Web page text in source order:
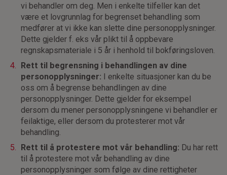
vi behandler om deg. Men i enkelte tilfeller kan det
være et lovgrunnlag for begrenset behandling som
medfører at vi ikke kan slette dine personopplysninger.
Dette gjelder f. eks vår plikt til å oppbevare
regnskapsmateriale i 5 år i henhold til bokføringsloven.
Rett til begrensning i behandlingen av dine
personopplysninger: I enkelte situasjoner kan du be
oss om å begrense behandlingen av dine
personopplysninger. Dette gjelder for eksempel
dersom du mener personopplysningene vi behandler er
feilaktige, eller dersom du protesterer mot vår
behandling.
Rett til å protestere mot vår behandling: Du har rett
til å protestere mot vår behandling av dine
personopplysninger som følge av dine rettigheter